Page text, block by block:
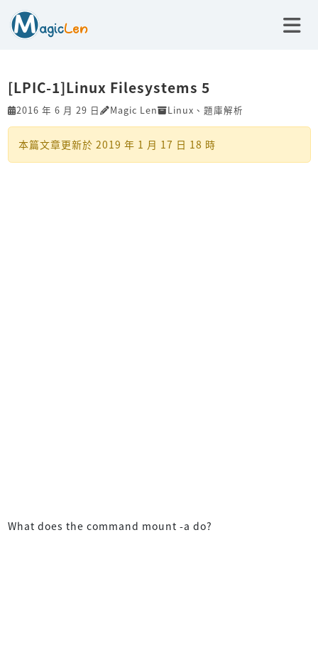
[LPIC-1]Linux Filesystems 5
2016 年 6 月 29 日 Magic Len Linux 、 題庫解析
本篇文章更新於 2019 年 1 月 17 日 18 時
What does the command mount -a do?